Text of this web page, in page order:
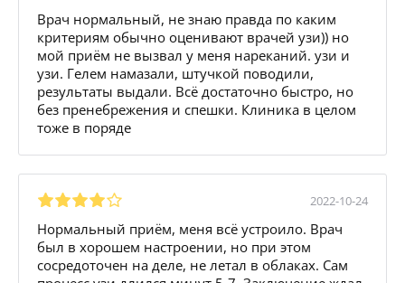
Врач нормальный, не знаю правда по каким
критериям обычно оценивают врачей узи)) но
мой приём не вызвал у меня нареканий. узи и
узи. Гелем намазали, штучкой поводили,
результаты выдали. Всё достаточно быстро, но
без пренебрежения и спешки. Клиника в целом
тоже в поряде
2022-10-24
Нормальный приём, меня всё устроило. Врач
был в хорошем настроении, но при этом
сосредоточен на деле, не летал в облаках. Сам